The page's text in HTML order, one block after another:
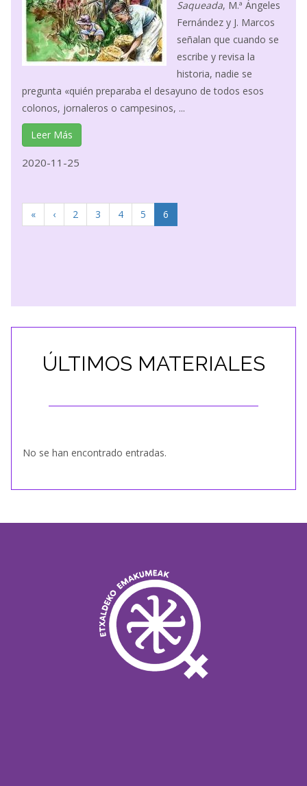
Saqueada, M.ª Ángeles
Fernández y J. Marcos
señalan que cuando se
escribe y revisa la
historia, nadie se
pregunta «quién preparaba el desayuno de todos esos
colonos, jornaleros o campesinos, ...
Leer Más
2020-11-25
« ‹ 2 3 4 5 6
ÚLTIMOS MATERIALES
No se han encontrado entradas.